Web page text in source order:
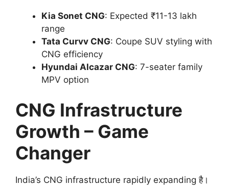
Kia Sonet CNG: Expected ₹11-13 lakh
range
Tata Curvv CNG: Coupe SUV styling with
CNG efficiency
Hyundai Alcazar CNG: 7-seater family
MPV option
CNG Infrastructure
Growth – Game
Changer
India’s CNG infrastructure rapidly expanding है।